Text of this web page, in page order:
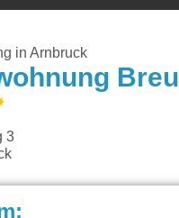
in Arnbruck
Breu
3